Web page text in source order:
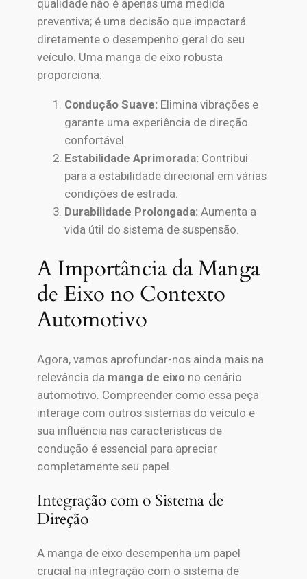
qualidade não é apenas uma medida
preventiva; é uma decisão que impactará
diretamente o desempenho geral do seu
veículo. Uma manga de eixo robusta
proporciona:
Condução Suave:Elimina vibrações e
garante uma experiência de direção
confortável.
Estabilidade Aprimorada:Contribui
para a estabilidade direcional em várias
condições de estrada.
Durabilidade Prolongada:Aumenta a
vida útil do sistema de suspensão.
A Importância da Manga
de Eixo no Contexto
Automotivo
Agora, vamos aprofundar-nos ainda mais na
relevância da manga de eixono cenário
automotivo. Compreender como essa peça
interage com outros sistemas do veículo e
sua influência nas características de
condução é essencial para apreciar
completamente seu papel.
Integração com o Sistema de
Direção
A manga de eixo desempenha um papel
crucial na integração com o sistema de